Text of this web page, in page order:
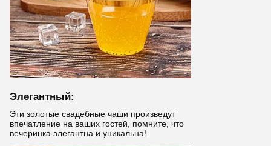
Элегантный:
Эти золотые свадебные чаши произведут
впечатление на ваших гостей, помните, что
вечеринка элегантна и уникальна!